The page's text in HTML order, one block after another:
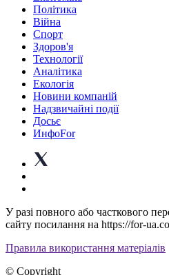
Політика
Війна
Спорт
Здоров'я
Технології
Аналітика
Екологія
Новини компаній
Надзвичайні події
Досьє
ИнфоFor
У разі повного або часткового
сайту посилання на https://for-
Правила використання матеріалів
© Copyright